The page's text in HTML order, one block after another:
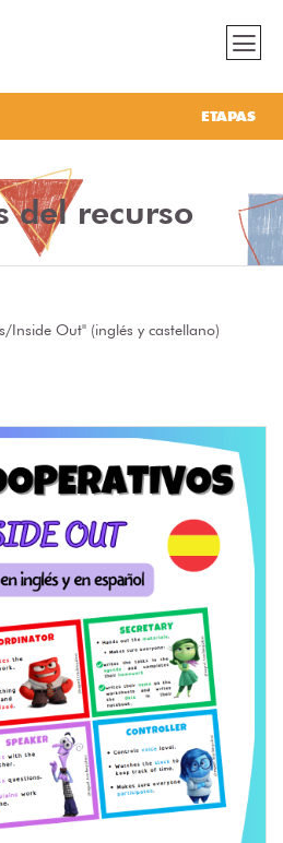
ETAPAS
del recurso
Inside Out" (inglés y castellano)